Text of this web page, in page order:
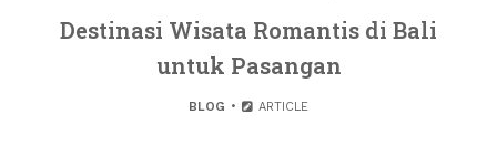
Destinasi Wisata Romantis di Bali
untuk Pasangan
BLOG ARTICLE